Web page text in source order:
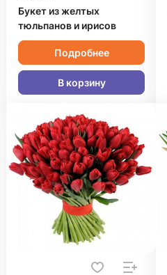
Букет из желтых
тюльпанов и ирисов
Подробнее
В корзину